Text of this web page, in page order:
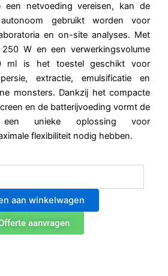
een netvoeding vereisen, kan de
gebruikt worden voor
en on-site analyses. Met
W en een verwerkingsvolume
is het toestel geschikt voor
extractie, emulsificatie en
monsters. Dankzij het compacte
en de batterijvoeding vormt de
een unieke oplossing voor
flexibiliteit nodig hebben.
aan winkelwagen
aanvragen